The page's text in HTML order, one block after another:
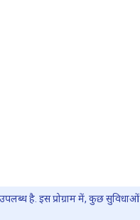
है. इस प्रोग्राम में, कुछ सुविधाओं